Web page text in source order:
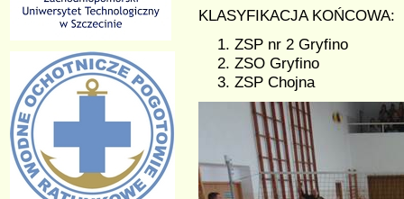
KLASYFIKACJA KOŃCOWA:
ZSP nr 2 Gryfino
ZSO Gryfino
ZSP Chojna